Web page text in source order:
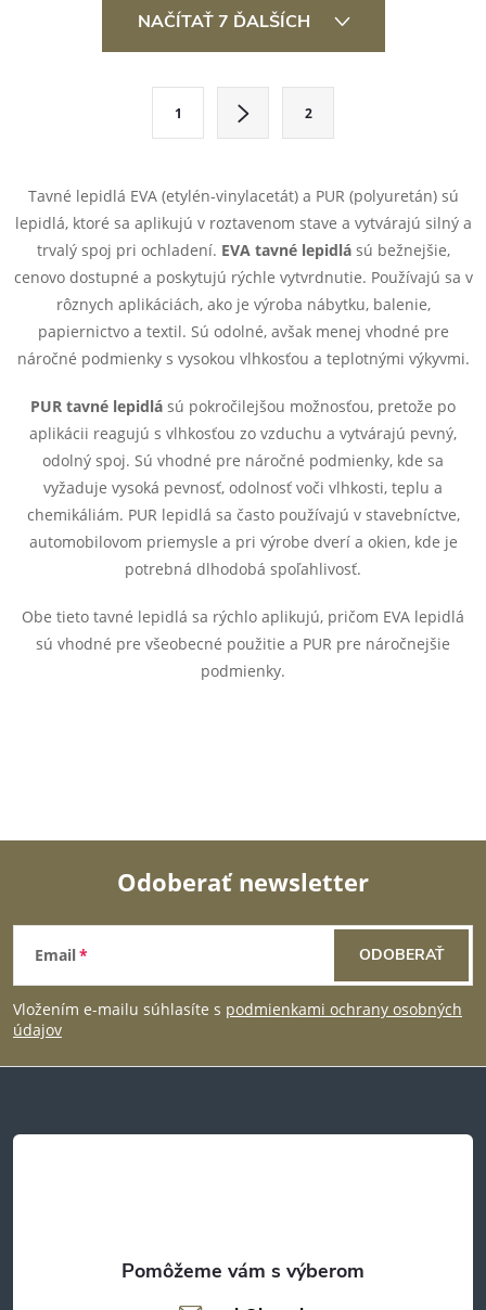
d
a
c
e
p
k
v
u
NAČÍTAŤ 7 ĎALŠÍCH
n
o
n
1 2
Tavné lepidlá EVA (etylén-vinylacetát) a PUR (polyuretán) sú
lepidlá, ktoré sa aplikujú v roztavenom stave a vytvárajú silný a
trvalý spoj pri ochladení. EVA tavné lepidlású bežnejšie,
cenovo dostupné a poskytujú rýchle vytvrdnutie. Používajú sa v
rôznych aplikáciách, ako je výroba nábytku, balenie,
papiernictvo a textil. Sú odolné, avšak menej vhodné pre
náročné podmienky s vysokou vlhkosťou a teplotnými výkyvmi.
PUR tavné lepidlá sú pokročilejšou možnosťou, pretože po
aplikácii reagujú s vlhkosťou zo vzduchu a vytvárajú pevný,
odolný spoj. Sú vhodné pre náročné podmienky, kde sa
vyžaduje vysoká pevnosť, odolnosť voči vlhkosti, teplu a
chemikáliám. PUR lepidlá sa často používajú v stavebníctve,
automobilovom priemysle a pri výrobe dverí a okien, kde je
potrebná dlhodobá spoľahlivosť.
Obe tieto tavné lepidlá sa rýchlo aplikujú, pričom EVA lepidlá
sú vhodné pre všeobecné použitie a PUR pre náročnejšie
podmienky.
Z
á
p
t
Odoberať newsletter
Email
Vložením e-mailu súhlasíte s podmienkami ochrany osobných
údajov
ODOBERAŤ